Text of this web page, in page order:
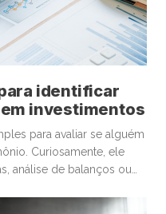
identificar
investimentos
para avaliar se alguém
Curiosamente, ele
análise de balanços ou
um médico para